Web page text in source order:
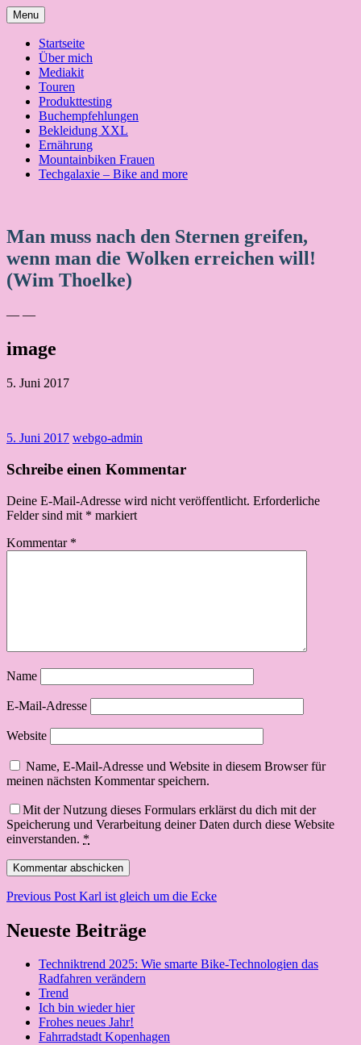
Skip
to
content
Menu
Startseite
Über mich
Mediakit
Touren
Produkttesting
Buchempfehlungen
Bekleidung XXL
Ernährung
Mountainbiken Frauen
Techgalaxie – Bike and more
Man muss nach den Sternen greifen,
wenn man die Wolken erreichen will!
(Wim Thoelke)
— —
image
5. Juni 2017
5. Juni 2017 webgo-admin
Schreibe einen Kommentar
Deine E-Mail-Adresse wird nicht veröffentlicht. Erforderliche
Felder sind mit * markiert
Kommentar *
Name
E-Mail-Adresse
Website
Name, E-Mail-Adresse und Website in diesem Browser für
meinen nächsten Kommentar speichern.
Mit der Nutzung dieses Formulars erklärst du dich mit der
Speicherung und Verarbeitung deiner Daten durch diese Website
einverstanden. *
Beitragsnavigation
Previous Post Karl ist gleich um die Ecke
Neueste Beiträge
Techniktrend 2025: Wie smarte Bike-Technologien das
Radfahren verändern
Trend
Ich bin wieder hier
Frohes neues Jahr!
Fahrradstadt Kopenhagen